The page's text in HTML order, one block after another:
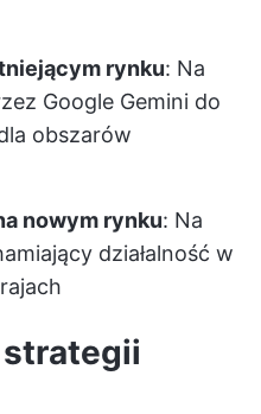
rynku: Na
Google Gemini do
obszarów
nowym rynku: Na
działalność w